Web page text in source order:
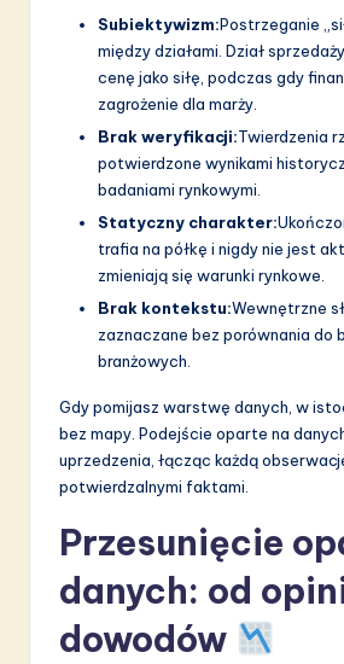
Subiektywizm:Postrzeganie
między działami. Dział
cenę jako siłę, podczas gdy
zagrożenie dla marży.
Brak weryfikacji:Twierdzenia
potwierdzone wynikami
badaniami rynkowymi.
Statyczny charakter:
trafia na półkę i nigdy nie jest
zmieniają się warunki rynkowe.
Brak kontekstu:Wewnętrzne
zaznaczane bez porównania do
branżowych.
Gdy pomijasz warstwę danych, w
bez mapy. Podejście oparte na
uprzedzenia, łącząc każdą
potwierdzalnymi faktami.
Przesunięcie
danych: od
dowodów